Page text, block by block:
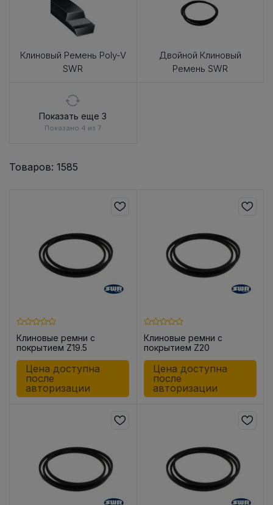
Клиновый Ремень Poly-V
SWR
Двойной Клиновый
Ремень SWR
Показать еще 3
Показано 4 из 7
Товаров: 1585
Клиновые ремни с
покрытием Z19.5
Цена доступна
после
авторизации
Клиновые ремни с
покрытием Z20
Цена доступна
после
авторизации